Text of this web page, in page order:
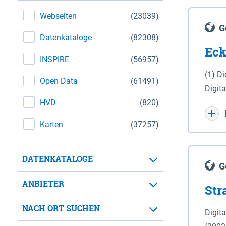
(23039)
Webseiten
(82308)
Datenkataloge
(56957)
INSPIRE
(61491)
Open Data
(820)
HVD
(37257)
Karten
DATENKATALOGE
ANBIETER
NACH ORT SUCHEN
(1)
WGS
für
der in